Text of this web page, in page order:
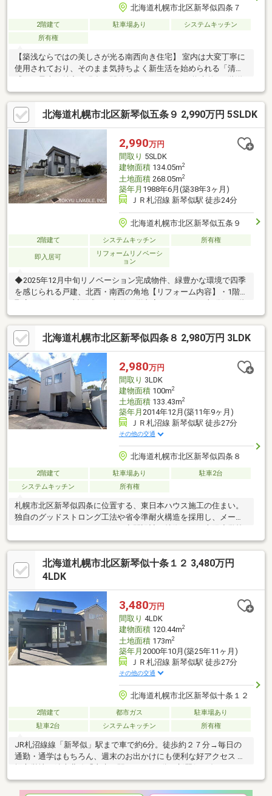
北海道札幌市北区新琴似四条７
2階建て 駐車場あり
システムキッチン
所有権
【築浅ならではの美しさが光る南西向き住宅】 室内は大変丁寧に
使用されており、そのまま気持ちよく新生活を始められる「清潔
室を仕切り3LDKへ変更可能な「永く住める」設計です。 1階・2
階の2カ所にトイレを完備し、水回りは手入れが楽な人工大理石キ
ッチンや窓付一坪バスなどグレードの高さもポイント。リビング
エアコンとパネルヒーターで空調も快適です。コンビニ徒歩2分、
小・中学校も近く、美しい住まいで安心の子育てライフが叶いま
す。
北海道札幌市北区新琴似五条９ 2,990万円 5SLDK
2,990万円
間取り 5SLDK
建物面積134.05m2
土地面積268.05m2
築年月 1988年6月(築38年3ヶ月)
ＪＲ札沼線 新琴似駅 徒歩24分
北海道札幌市北区新琴似五条９
2階建て システムキッチン 所有権
即入居可
リフォームリノベーシ
ョン
◆2025年12月中旬リノベーション完成物件、緑豊かな環境で四季
を感じられる戸建、北西・南西の角地【リフォーム内容】・1階間
間取り変更(和室→洋室へ、トイレ新規設置等)・全室壁クロス貼
替・全室床フローリング貼替・和室畳表替・全室照明ダウンライ
トへ(居室メイン照明除く)・スイッチ、レジスター交換・建具交
換(和室除く)・玄関ドア交換、玄関下駄箱交換、・1階トイレ交
換、2階トイレ新規設置、キッチン交換、洗面台交換、ユニットバ
ス交換(1坪タイプへ)・灯油ボイラー新規設置・外壁、屋根塗装※
告知事項有り。詳細は担当まで。
北海道札幌市北区新琴似四条８ 2,980万円 3LDK
2,980万円
間取り 3LDK
建物面積100m2
土地面積133.43m2
築年月 2014年12月(築11年9ヶ月)
ＪＲ札沼線 新琴似駅 徒歩27分
その他の交通
北海道札幌市北区新琴似四条８
2階建て 駐車場あり
駐車2台
システムキッチン
所有権
札幌市北区新琴似四条に位置する、東日本ハウス施工の住まい。
独自のグッドストロング工法や省令準耐火構造を採用し、メータ
へ徒歩12分、光陽中学校へ徒歩8分と通学も安心。■カースペース
2台分あり■システムキッチン＆ビルトインオーブン■音楽を楽し
める浴室スピーカーを搭載■太陽光パネル設置■リビングには開放
感のある吹き抜けありさらに太陽光パネル、セントラルヒーティ
る設備が充実。こだわりが詰まった住環境をぜひ現地でご体感く
ださい。
北海道札幌市北区新琴似十条１２ 3,480万円
4LDK
3,480万円
間取り 4LDK
建物面積120.44m2
土地面積173m2
築年月 2000年10月(築25年11ヶ月)
ＪＲ札沼線 新琴似駅 徒歩27分
その他の交通
北海道札幌市北区新琴似十条１２
2階建て 都市ガス
駐車場あり
駐車2台
システムキッチン 所有権
JR札沼線線「新琴似」駅まで車で約6分。徒歩約２７分→毎日の
通勤・通学はもちろん、週末のお出かけにも便利な好アクセス 札
停徒歩約５分。→始発駅の「麻生」駅が利用可。リノベーション
内容 カーポート新設 アスファルト舗装 暖房/給湯：都市ガスエコ